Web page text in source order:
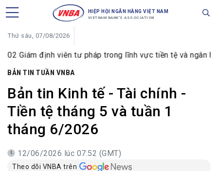
HIỆP HỘI NGÂN HÀNG VIỆT NAM
VIETNAM BANK'S ASSOCIATION
Thứ sáu, 07/08/2026
định viên tư pháp trong lĩnh vực tiền tệ và ngân hàng
BẢN TIN TUẦN VNBA
Bản tin Kinh tế - Tài chính -
Tiền tệ tháng 5 và tuần 1
tháng 6/2026
12/06/2026 lúc 07:52 (GMT)
Theo dõi VNBA trên